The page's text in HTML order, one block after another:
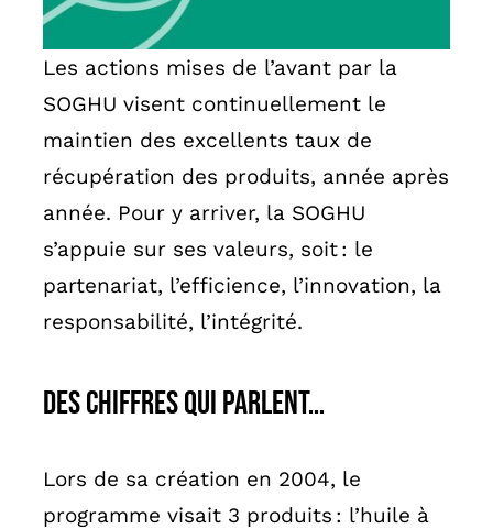
Les actions mises de l’avant par la
SOGHU visent continuellement le
maintien des excellents taux de
récupération des produits, année après
année. Pour y arriver, la SOGHU
s’appuie sur ses valeurs, soit : le
partenariat, l’efficience, l’innovation, la
responsabilité, l’intégrité.
Des chiffres qui parlent…
Lors de sa création en 2004, le
programme visait 3 produits : l’huile à